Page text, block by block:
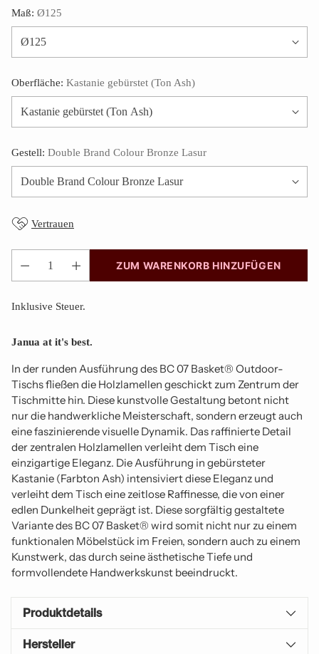
Maß: Ø125
Oberfläche: Kastanie gebürstet (Ton Ash)
Gestell: Double Brand Colour Bronze Lasur
Vertrauen
Anzahl
ZUM WARENKORB HINZUFÜGEN
Inklusive Steuer.
Janua at it's best.
In der runden Ausführung des BC 07 Basket® Outdoor-
Tischs fließen die Holzlamellen geschickt zum Zentrum der
Tischmitte hin. Diese kunstvolle Gestaltung betont nicht
nur die handwerkliche Meisterschaft, sondern erzeugt auch
eine faszinierende visuelle Dynamik. Das raffinierte Detail
der zentralen Holzlamellen verleiht dem Tisch eine
einzigartige Eleganz. Die Ausführung in gebürsteter
Kastanie (Farbton Ash) intensiviert diese Eleganz und
verleiht dem Tisch eine zeitlose Raffinesse, die von einer
edlen Dunkelheit geprägt ist. Diese sorgfältig gestaltete
Variante des BC 07 Basket® wird somit nicht nur zu einem
funktionalen Möbelstück im Freien, sondern auch zu einem
Kunstwerk, das durch seine ästhetische Tiefe und
formvollendete Handwerkskunst beeindruckt.
Produktdetails
Hersteller